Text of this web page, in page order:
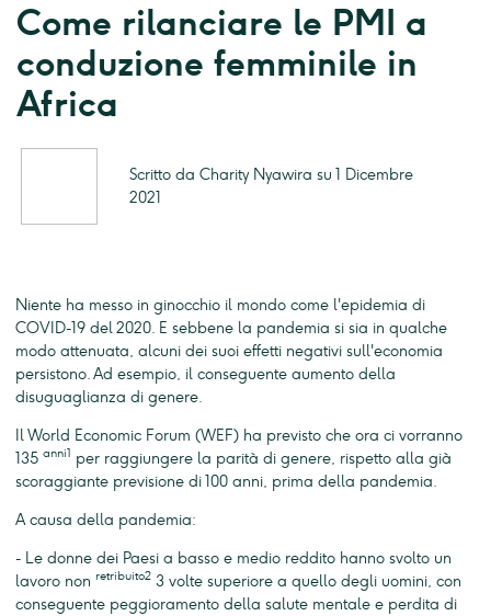
Come rilanciare le PMI a
conduzione femminile in
Africa
Scritto da Charity Nyawira su 1 Dicembre
2021
Niente ha messo in ginocchio il mondo come l'epidemia di
COVID-19 del 2020. E sebbene la pandemia si sia in qualche
modo attenuata, alcuni dei suoi effetti negativi sull'economia
persistono. Ad esempio, il conseguente aumento della
disuguaglianza di genere.
Il World Economic Forum (WEF) ha previsto che ora ci vorranno
135 anni1 per raggiungere la parità di genere, rispetto alla già
scoraggiante previsione di 100 anni, prima della pandemia.
A causa della pandemia:
- Le donne dei Paesi a basso e medio reddito hanno svolto un
lavoro non retribuito2 3 volte superiore a quello degli uomini, con
conseguente peggioramento della salute mentale e perdita di